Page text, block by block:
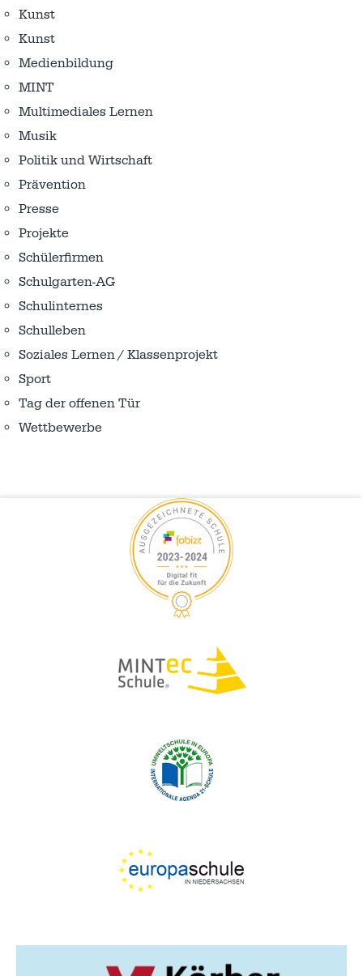
Kunst
Kunst
Medienbildung
MINT
Multimediales Lernen
Musik
Politik und Wirtschaft
Prävention
Presse
Projekte
Schülerfirmen
Schulgarten-AG
Schulinternes
Schulleben
Soziales Lernen / Klassenprojekt
Sport
Tag der offenen Tür
Wettbewerbe